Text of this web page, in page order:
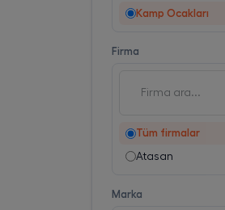
Kamp Ocakları
Firma
Tüm firmalar
Atasan
Marka